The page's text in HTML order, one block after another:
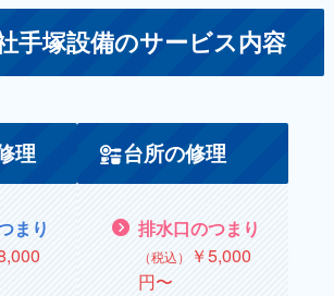
手塚設備のサービス内容
理
まり
台所の修理
排水口のつまり
（税込）
￥5,000
円〜